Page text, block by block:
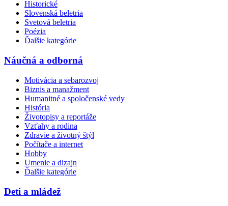
Historické
Slovenská beletria
Svetová beletria
Poézia
Ďalšie kategórie
Náučná a odborná
Motivácia a sebarozvoj
Biznis a manažment
Humanitné a spoločenské vedy
História
Životopisy a reportáže
Vzťahy a rodina
Zdravie a životný štýl
Počítače a internet
Hobby
Umenie a dizajn
Ďalšie kategórie
Deti a mládež